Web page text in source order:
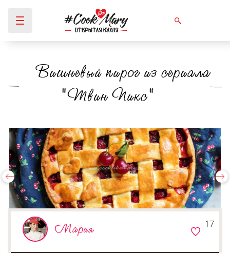
Вы здесь
Вишневый пирог из сериала
"Твин Пикс"
Мария 17